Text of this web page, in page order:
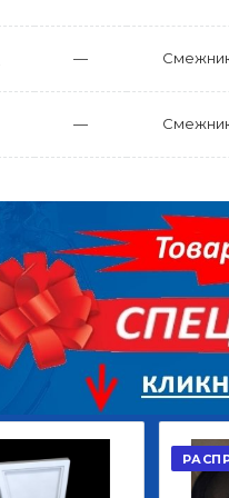
КРУГ ПОВОРОТНЫЙ
10*12ОТВ., Д.102*86
Г.КАЗАНЬ
29 668,20 Р
В КОРЗИНУ
—
—